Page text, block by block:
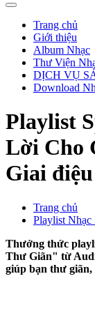
Trang chủ
Giới thiệu
Album Nhạc
Thư Viện
DỊCH VỤ
Download
Playlist
Lời Cho
Giai
Trang chủ
Playlist
Thưởng thức
Thư Giãn" từ
giúp bạn thư giãn,